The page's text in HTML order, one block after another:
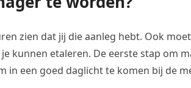
zien dat jij die aanleg hebt. Ook
kunnen etaleren. De eerste stap om
een goed daglicht te komen bij de